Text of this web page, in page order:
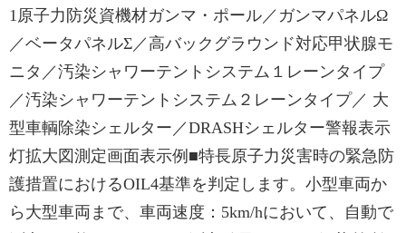
1原子力防災資機材ガンマ・ポール／ガンマパネルΩ
／ベータパネルΣ／高バックグラウンド対応甲状腺モ
ニタ／汚染シャワーテントシステム１レーンタイプ
／汚染シャワーテントシステム２レーンタイプ／ 大
型車輌除染シェルター／DRASHシェルター警報表示
灯拡大図測定画面表示例■特長原子力災害時の緊急防
護措置におけるOIL4基準を判定します。小型車両か
ら大型車両まで、車両速度：5km/hにおいて、自動で